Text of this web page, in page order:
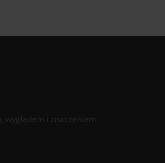
wyglądem i znaczeniem